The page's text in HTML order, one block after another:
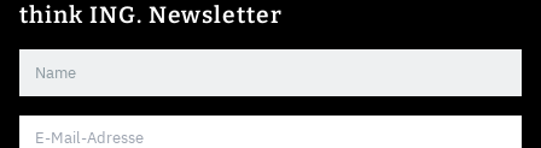
think ING. Newsletter